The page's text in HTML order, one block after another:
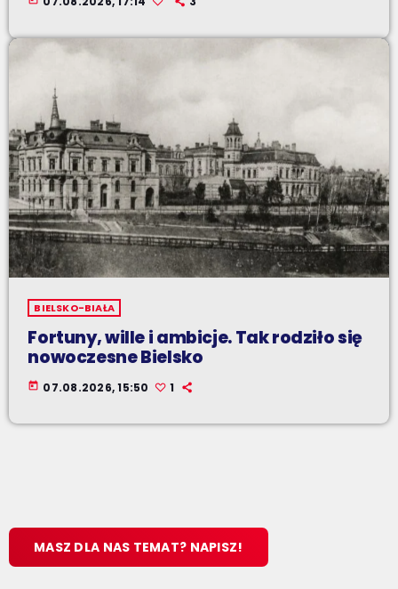
BIELSKO-BIAŁA
Fortuny, wille i ambicje. Tak rodziło się
nowoczesne Bielsko
today 07.08.2026, 15:50 1
MASZ DLA NAS TEMAT? NAPISZ!